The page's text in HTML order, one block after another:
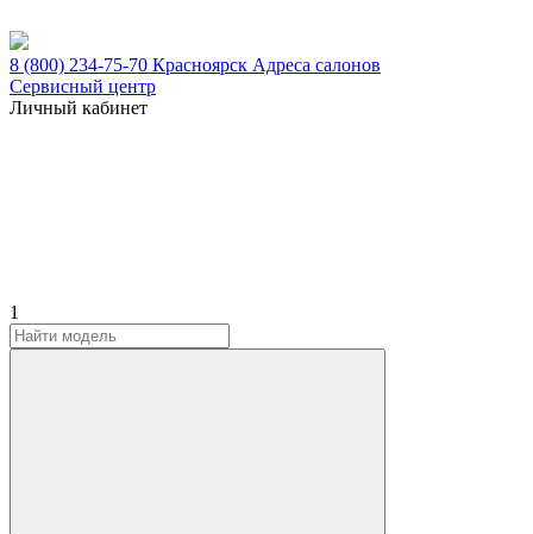
8 (800) 234-75-70 Красноярск Адреса салонов
Сервисный центр
Личный кабинет
1